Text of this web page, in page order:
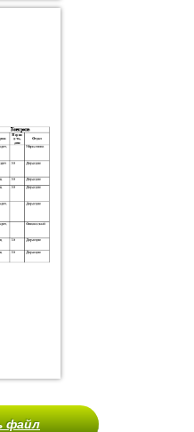
файл